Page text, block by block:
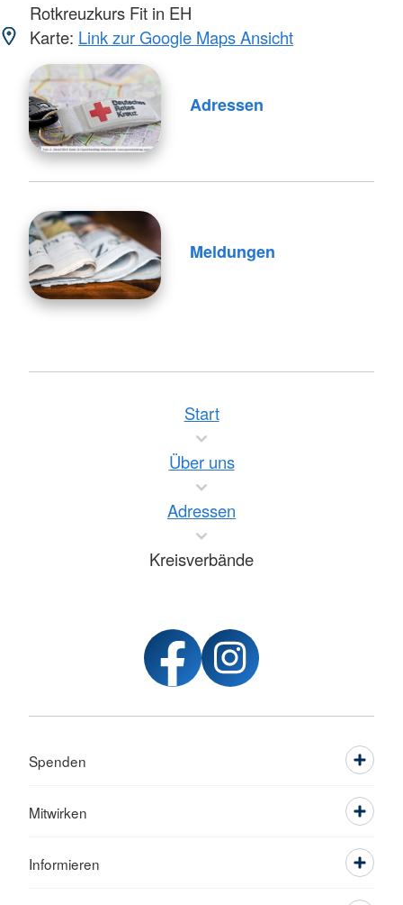
Rotkreuzkurs Fit in EH
Karte: Link zur Google Maps Ansicht
Adressen
Meldungen
Start
Über uns
Adressen
Kreisverbände
Spenden
Mitwirken
Informieren